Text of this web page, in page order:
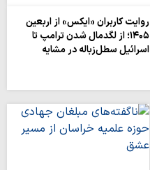
روایت‌ کاربران «ایکس» از اربعین
۱۴۰۵؛ از لگدمال شدن ترامپ تا
اسرائیل سطل‌زباله‌ در مشایه